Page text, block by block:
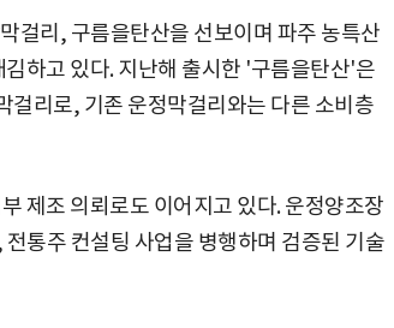
걸리, 구름을탄산을 선보이며 파주 농특산
하고 있다. 지난해 출시한 '구름을탄산'은
걸리로, 기존 운정막걸리와는 다른 소비층
제조 의뢰로도 이어지고 있다. 운정양조장
통주 컨설팅 사업을 병행하며 검증된 기술